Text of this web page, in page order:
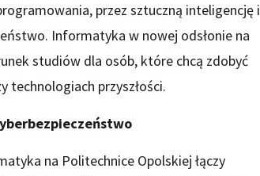
przez sztuczną inteligencję i
Informatyka w nowej odsłonie na
studiów dla osób, które chcą zdobyć
technologiach przyszłości.
na Politechnice Opolskiej łączy